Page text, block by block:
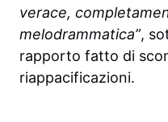
verace,
melodrammatica”,
rapporto fatto di
riappacificazioni.